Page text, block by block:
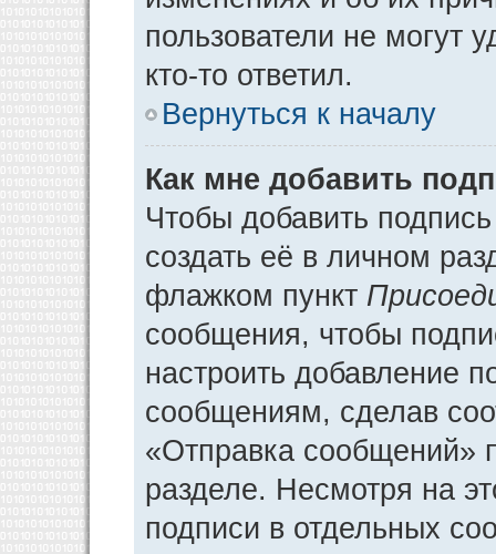
пользователи не могут
кто-то ответил.
Вернуться к началу
Как мне добавить
Чтобы добавить
создать её в личном
флажком пункт
сообщения, чтобы
настроить добавление
сообщениям, сделав
«Отправка сообщений»
разделе. Несмотря на
подписи в отдельных